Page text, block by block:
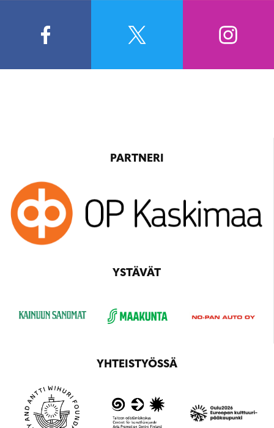
PARTNERI
YSTÄVÄT
YHTEISTYÖSSÄ